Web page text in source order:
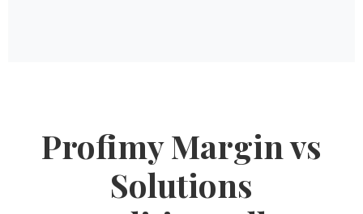
Profimy Margin vs
Solutions